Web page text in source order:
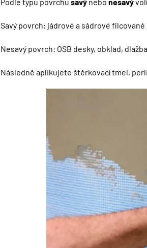
Savý povrch: jádrové a sádrové
Nesavý povrch: OSB desky, obklad,
Následně aplikujete štěrkovací tmel,